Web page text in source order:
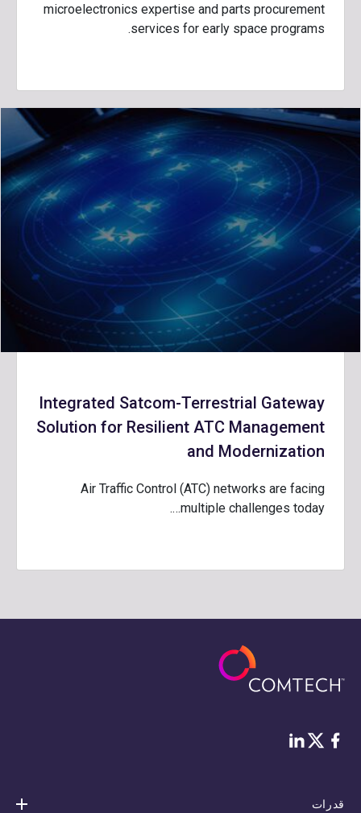
microelectronics expertise and parts procurement
services for early space programs.
Integrated Satcom-Terrestrial Gateway
Solution for Resilient ATC Management
and Modernization
Air Traffic Control (ATC) networks are facing
multiple challenges today….
فيس بوكTwitter
لينكد إن
قدرات